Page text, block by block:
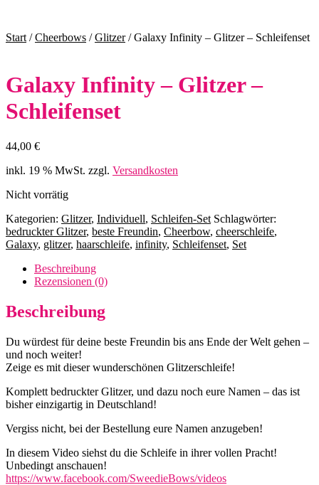
Start /Cheerbows /Glitzer/Galaxy Infinity – Glitzer – Schleifenset
Galaxy Infinity – Glitzer –
Schleifenset
44,00 €
inkl. 19 % MwSt. zzgl. Versandkosten
Nicht vorrätig
Kategorien: Glitzer, Individuell, Schleifen-Set Schlagwörter:
bedruckter Glitzer, beste Freundin, Cheerbow, cheerschleife,
Galaxy, glitzer, haarschleife, infinity, Schleifenset, Set
Beschreibung
Rezensionen (0)
Beschreibung
Du würdest für deine beste Freundin bis ans Ende der Welt gehen –
und noch weiter!
Zeige es mit dieser wunderschönen Glitzerschleife!
Komplett bedruckter Glitzer, und dazu noch eure Namen – das ist
bisher einzigartig in Deutschland!
Vergiss nicht, bei der Bestellung eure Namen anzugeben!
In diesem Video siehst du die Schleife in ihrer vollen Pracht!
Unbedingt anschauen!
https://www.facebook.com/SweedieBows/videos